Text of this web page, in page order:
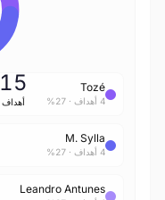
15
أهداف
Tozé
4 أهداف · 27%
M. Sylla
4 أهداف · 27%
Leandro Antunes